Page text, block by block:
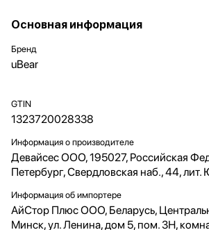
Основная информация
Бренд
uBear
GTIN
1323720028338
Информация о производителе
Девайсес ООО, 195027, Российская
Петербург, Свердловская наб., 44,
Информация об импортере
АйСтор Плюс ООО, Беларусь,
Минск, ул. Ленина, дом 5, пом. 3Н,